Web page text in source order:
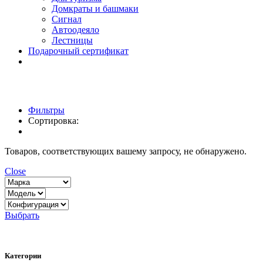
Домкраты и башмаки
Сигнал
Автоодеяло
Лестницы
Подарочный сертификат
Фильтры
Сортировка:
Товаров, соответствующих вашему запросу, не обнаружено.
Close
Выбрать
Категории